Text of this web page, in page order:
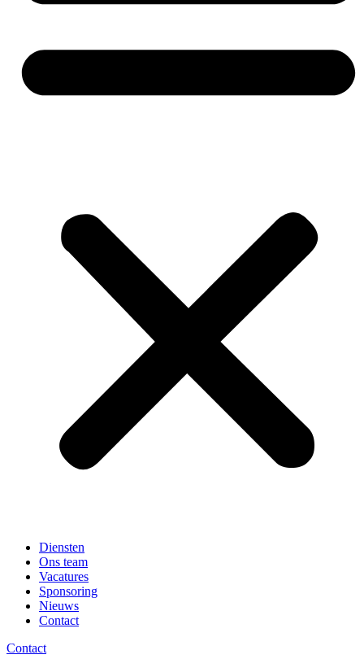
Diensten
Ons team
Vacatures
Sponsoring
Nieuws
Contact
Contact